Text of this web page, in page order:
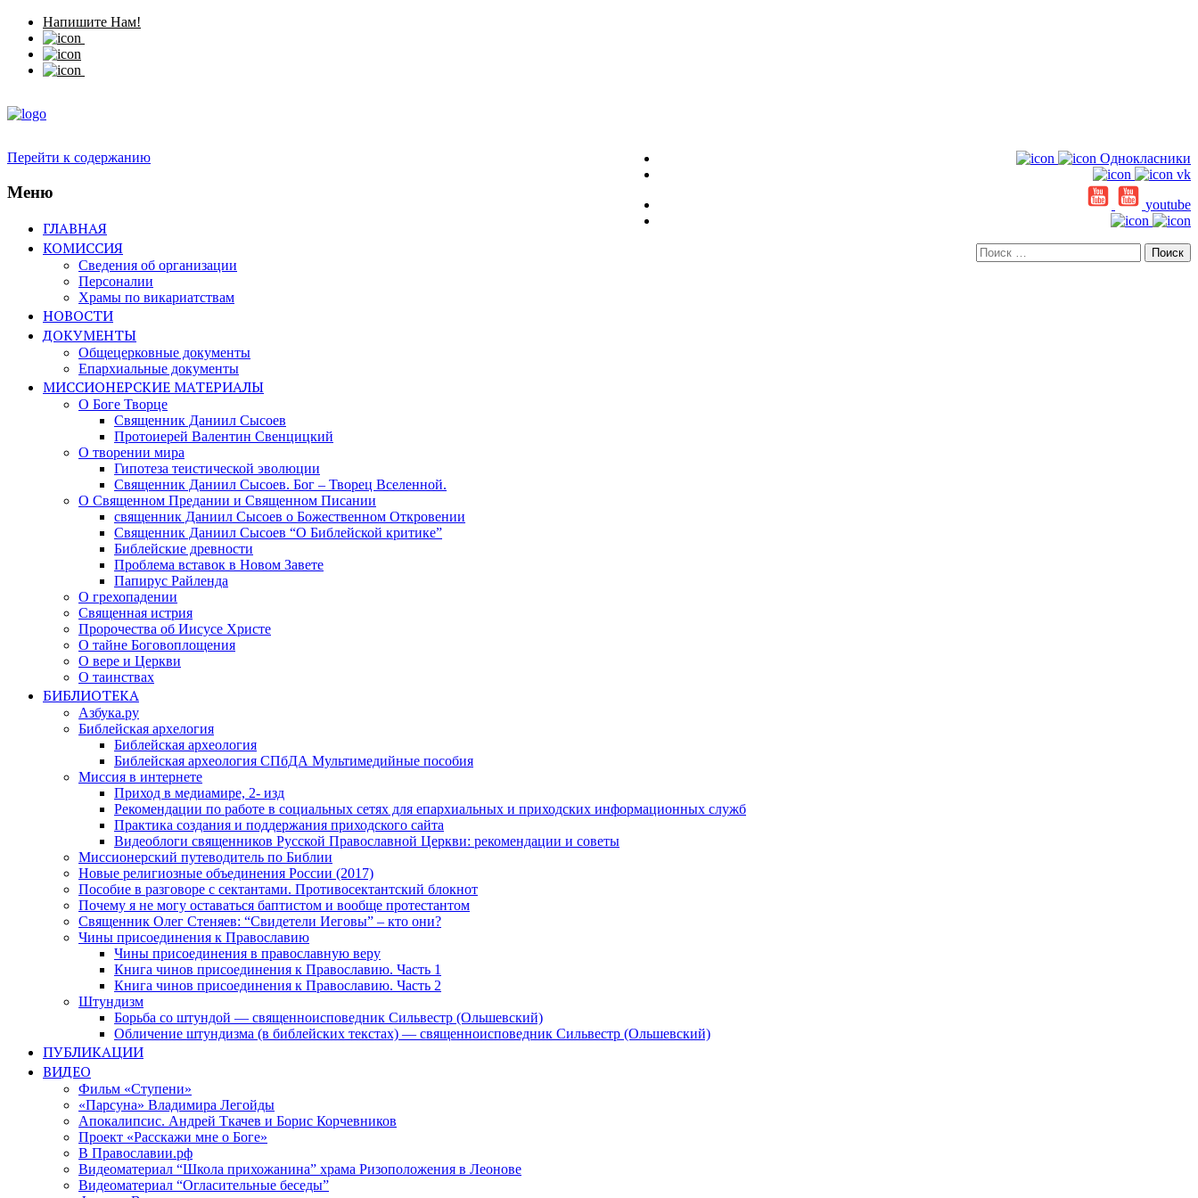
Напишите Нам!
Однокласники
vk
youtube
Искать:
Перейти к содержанию
Меню
ГЛАВНАЯ
КОМИССИЯ
Сведения об организации
Персоналии
Храмы по викариатствам
НОВОСТИ
ДОКУМЕНТЫ
Общецерковные документы
Епархиальные документы
МИССИОНЕРСКИЕ МАТЕРИАЛЫ
О Боге Творце
Священник Даниил Сысоев
Протоиерей Валентин Свенцицкий
О творении мира
Гипотеза теистической эволюции
Священник Даниил Сысоев. Бог – Творец Вселенной.
О Священном Предании и Священном Писании
священник Даниил Сысоев о Божественном Откровении
Священник Даниил Сысоев “О Библейской критике”
Библейские древности
Проблема вставок в Новом Завете
Папирус Райленда
О грехопадении
Священная истрия
Пророчества об Иисусе Христе
О тайне Боговоплощения
О вере и Церкви
О таинствах
БИБЛИОТЕКА
Азбука.ру
Библейская архелогия
Библейская археология
Библейская археология СПбДА Мультимедийные пособия
Миссия в интернете
Приход в медиамире, 2- изд
Рекомендации по работе в социальных сетях для епархиальных и приходских информационных служб
Практика создания и поддержания приходского сайта
Видеоблоги священников Русской Православной Церкви: рекомендации и советы
Миссионерский путеводитель по Библии
Новые религиозные объединения России (2017)
Пособие в разговоре с сектантами. Противосектантский блокнот
Почему я не могу оставаться баптистом и вообще протестантом
Священник Олег Стеняев: “Свидетели Иеговы” – кто они?
Чины присоединения к Православию
Чины присоединения в православную веру
Книга чинов присоединения к Православию. Часть 1
Книга чинов присоединения к Православию. Часть 2
Штундизм
Борьба со штундой — священноисповедник Сильвестр (Ольшевский)
Обличение штундизма (в библейских текстах) — священноисповедник Сильвестр (Ольшевский)
ПУБЛИКАЦИИ
ВИДЕО
Фильм «Ступени»
«Парсуна» Владимира Легойды
Апокалипсис. Андрей Ткачев и Борис Корчевников
Проект «Расскажи мне о Боге»
В Православии.рф
Видеоматериал “Школа прихожанина” храма Ризоположения в Леонове
Видеоматериал “Огласительные беседы”